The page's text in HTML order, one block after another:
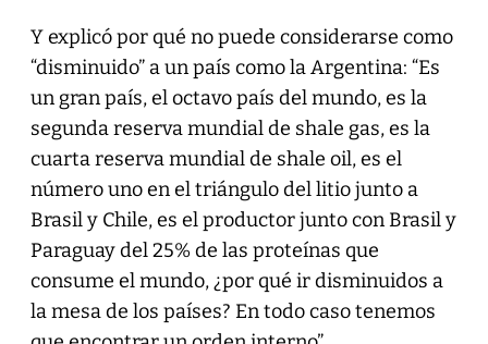
Y explicó por qué no puede considerarse como
“disminuido” a un país como la Argentina: “Es
un gran país, el octavo país del mundo, es la
segunda reserva mundial de shale gas, es la
cuarta reserva mundial de shale oil, es el
número uno en el triángulo del litio junto a
Brasil y Chile, es el productor junto con Brasil y
Paraguay del 25% de las proteínas que
consume el mundo, ¿por qué ir disminuidos a
la mesa de los países? En todo caso tenemos